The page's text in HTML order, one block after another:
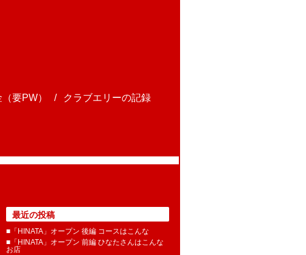
要PW）
クラブエリーの記録
最近の投稿
■「HINATA」オープン 後編 コースはこんな
■「HINATA」オープン 前編 ひなたさんはこんな
お店